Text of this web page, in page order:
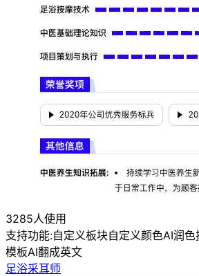
3285人使用
支持功能:自定义板块自定义颜色AI润色
模板AI翻成英文
足浴采耳师